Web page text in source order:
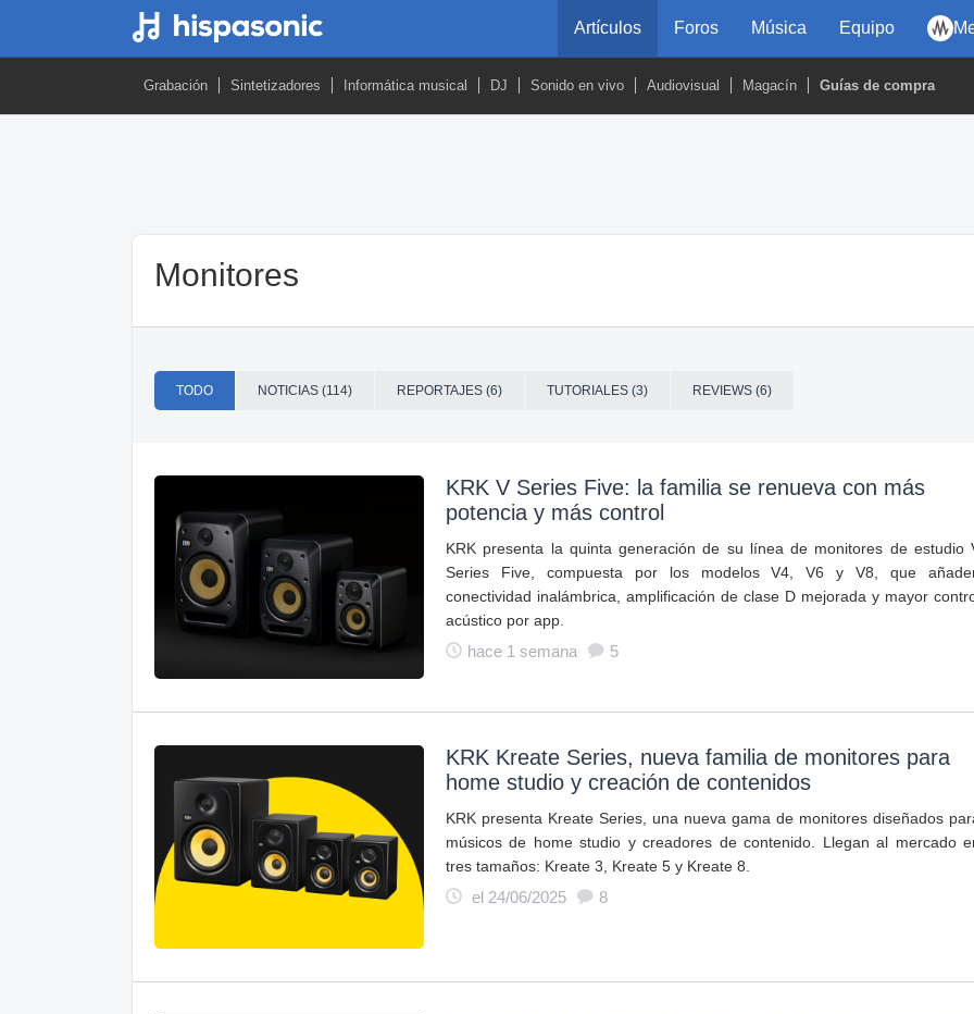
Artículos Foros Música Equipo
Grabación Sintetizadores Informática musical DJ Sonido en vivo Audiovisual Magacín Guías de compra
Monitores
TODO NOTICIAS (114) REPORTAJES (6) TUTORIALES (3) REVIEWS (6)
KRK V Series Five: la familia se renueva con más
potencia y más control
KRK presenta la quinta generación de su línea de monitores de estudio
Series Five, compuesta por los modelos V4, V6 y V8, que
conectividad inalámbrica, amplificación de clase D mejorada y mayor
acústico por app.
hace 1 semana
5
KRK Kreate Series, nueva familia de monitores para
home studio y creación de contenidos
KRK presenta Kreate Series, una nueva gama de monitores diseñados
músicos de home studio y creadores de contenido. Llegan al mercado
tres tamaños: Kreate 3, Kreate 5 y Kreate 8.
el 24/06/2025
8